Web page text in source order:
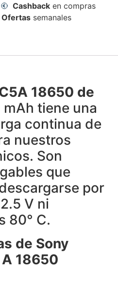
Cashback en compras
Ofertas semanales
18650 de
tiene una
continua de
nuestros
Son
que
por
V ni
80° C.
de Sony
18650